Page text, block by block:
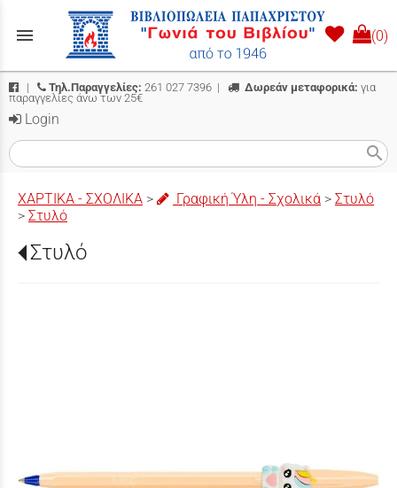
menu (0)
| Τηλ.Παραγγελίες: 261 027 7396 | Δωρεάν μεταφορικά: για
παραγγελίες άνω των 25€
Login
search
ΧΑΡΤΙΚΑ - ΣΧΟΛΙΚΑ > Γραφική Ύλη - Σχολικά > Στυλό
> Στυλό
Στυλό